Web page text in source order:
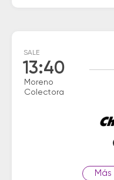
SALE
13:40
Moreno
Colectora